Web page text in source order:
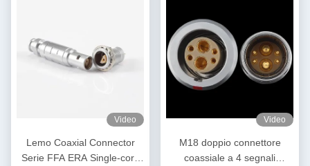
Video
Lemo Coaxial Connector
Serie FFA ERA Single-core
Video
M18 doppio connettore
coassiale a 4 segnali